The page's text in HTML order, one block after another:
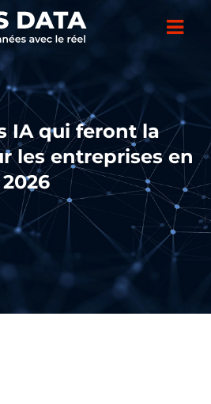
IA qui feront la
les entreprises en
2026